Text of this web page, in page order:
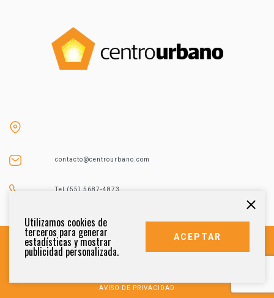
contacto@centrourbano.com
Tel (55) 5687-4873
AVISO DE PRIVACIDAD
Utilizamos cookies de
terceros para generar
estadísticas y mostrar
publicidad personalizada.
ACEPTAR